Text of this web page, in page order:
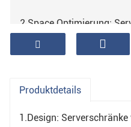
2.Space Optimierung:
und andere Geräte
und so den begrenzten
gute Kühlsysteme, die
Produktdetails
1.Design: